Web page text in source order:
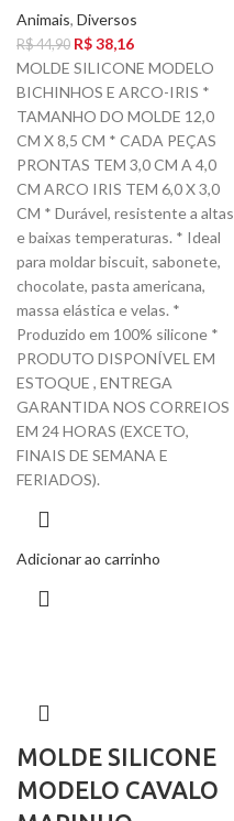
Animais, Diversos
R$44,90 R$38,16
MOLDE SILICONE MODELO
BICHINHOS E ARCO-IRIS *
TAMANHO DO MOLDE 12,0
CM X 8,5 CM * CADA PEÇAS
PRONTAS TEM 3,0 CM A 4,0
CM ARCO IRIS TEM 6,0 X 3,0
CM * Durável, resistente a altas
e baixas temperaturas. * Ideal
para moldar biscuit, sabonete,
chocolate, pasta americana,
massa elástica e velas. *
Produzido em 100% silicone *
PRODUTO DISPONÍVEL EM
ESTOQUE , ENTREGA
GARANTIDA NOS CORREIOS
EM 24 HORAS (EXCETO,
FINAIS DE SEMANA E
FERIADOS).
Adicionar ao carrinho
MOLDE SILICONE
MODELO CAVALO